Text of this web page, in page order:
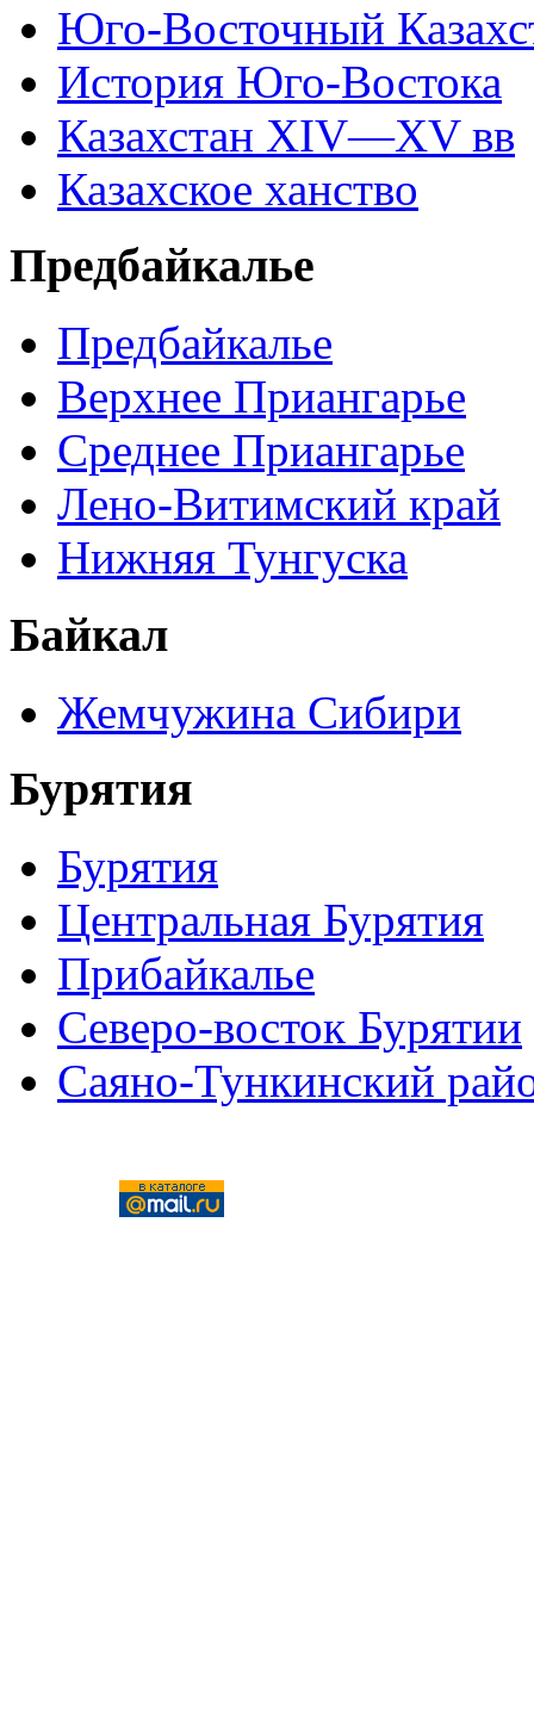
Юго-Восточный
История Юго-Востока
Казахстан XIV—XV вв
Казахское ханство
Предбайкалье
Предбайкалье
Верхнее Приангарье
Среднее Приангарье
Лено-Витимский край
Нижняя Тунгуска
Байкал
Жемчужина Сибири
Бурятия
Бурятия
Центральная Бурятия
Прибайкалье
Северо-восток Бурятии
Саяно-Тункинский